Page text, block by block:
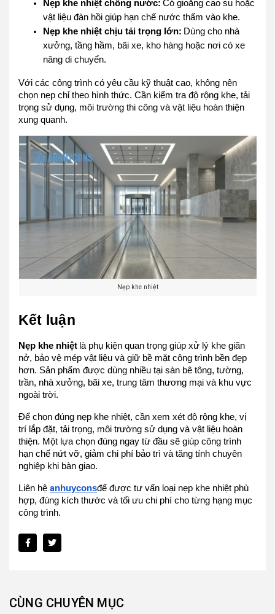
Nẹp khe nhiệt chống nước: Có gioăng cao su hoặc
vật liệu đàn hồi giúp hạn chế nước thấm vào khe.
Nẹp khe nhiệt chịu tải trọng lớn: Dùng cho nhà
xưởng, tầng hầm, bãi xe, kho hàng hoặc nơi có xe
nâng di chuyển.
Với các công trình có yêu cầu kỹ thuật cao, không nên
chọn nẹp chỉ theo hình thức. Cần kiểm tra độ rộng khe, tải
trọng sử dụng, môi trường thi công và vật liệu hoàn thiện
xung quanh.
Nẹp khe nhiệt
Kết luận
Nẹp khe nhiệt là phụ kiện quan trọng giúp xử lý khe giãn
nở, bảo vệ mép vật liệu và giữ bề mặt công trình bền đẹp
hơn. Sản phẩm được dùng nhiều tại sàn bê tông, tường,
trần, nhà xưởng, bãi xe, trung tâm thương mại và khu vực
ngoài trời.
Để chọn đúng nẹp khe nhiệt, cần xem xét độ rộng khe, vị
trí lắp đặt, tải trọng, môi trường sử dụng và vật liệu hoàn
thiện. Một lựa chọn đúng ngay từ đầu sẽ giúp công trình
hạn chế nứt vỡ, giảm chi phí bảo trì và tăng tính chuyên
nghiệp khi bàn giao.
Liên hệanhuyconsđể được tư vấn loại nẹp khe nhiệt phù
hợp, đúng kích thước và tối ưu chi phí cho từng hạng mục
công trình.
CÙNG CHUYÊN MỤC